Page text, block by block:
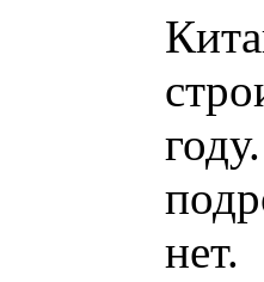
нет.